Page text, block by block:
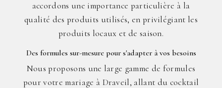
accordons une importance particulière à la
qualité des produits utilisés, en privilégiant les
produits locaux et de saison.
Des formules sur-mesure pour s'adapter à vos besoins
Nous proposons une large gamme de formules
pour votre mariage à Draveil, allant du cocktail